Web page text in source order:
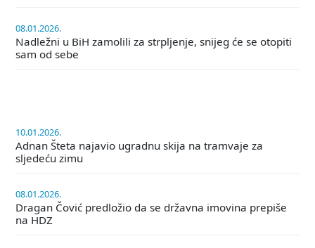
08.01.2026.
Nadležni u BiH zamolili za strpljenje, snijeg će se otopiti
sam od sebe
10.01.2026.
Adnan Šteta najavio ugradnu skija na tramvaje za
sljedeću zimu
08.01.2026.
Dragan Čović predložio da se državna imovina prepiše
na HDZ